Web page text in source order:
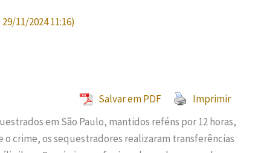
29/11/2024 11:16)
Salvar em PDF
Imprimir
em São Paulo, mantidos reféns por 12 horas,
crime, os sequestradores realizaram transferências